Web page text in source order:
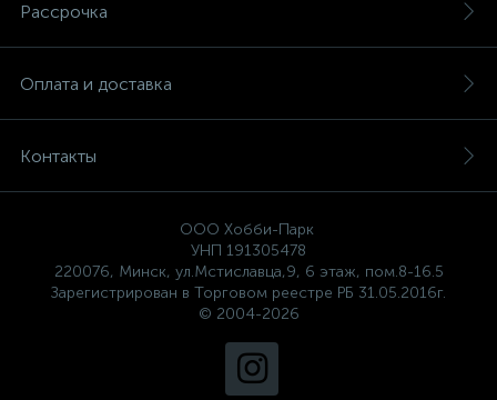
Рассрочка
Оплата и доставка
Контакты
ООО Хобби-Парк
УНП 191305478
220076, Минск, ул.Мстиславца,9, 6 этаж, пом.8-16.5
Зарегистрирован в Торговом реестре РБ 31.05.2016г.
© 2004-2026